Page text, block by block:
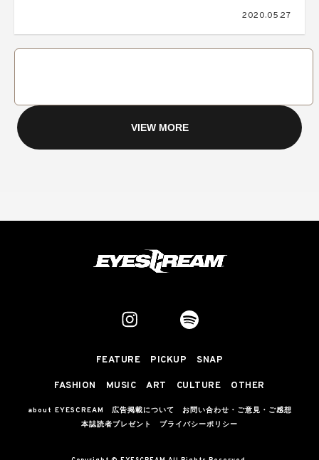
2020.05.27
VIEW MORE
FEATURE PICKUP SNAP
FASHION MUSIC ART CULTURE OTHER
about EYESCREAM 広告掲載について
お問い合わせ・ご意見・ご感想
本誌読者プレゼント
プライバシーポリシー